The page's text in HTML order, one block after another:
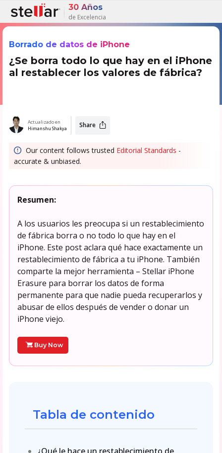
30 Años
de Excelencia
Borrado de datos de iPhone
¿Se borra todo lo que hay en el iPhone
al restablecer los valores de fábrica?
Actualizado en
Himanshu Shakya Share
Our content follows trusted Editorial Standards -
accurate & unbiased.
Resumen:
A los usuarios les preocupa si un restablecimiento
de fábrica borra o no todo lo que hay en el
iPhone. Este post aclara qué hace exactamente un
restablecimiento de fábrica a tu iPhone. También
comparte la mejor herramienta – Stellar iPhone
Erasure para borrar los datos de forma
permanente para que nadie pueda recuperarlos y
abusar de ellos después de vender o donar un
iPhone viejo.
Buy Now
Tabla de contenido